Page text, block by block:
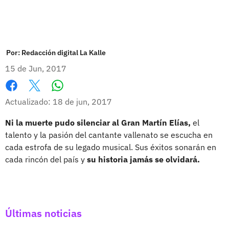
Por: Redacción digital La Kalle
15 de Jun, 2017
Facebook
X Whatsapp
Actualizado: 18 de jun, 2017
Ni la muerte pudo silenciar al Gran Martín Elías, el
talento y la pasión del cantante vallenato se escucha en
cada estrofa de su legado musical. Sus éxitos sonarán en
cada rincón del país y su historia jamás se olvidará.
Últimas noticias